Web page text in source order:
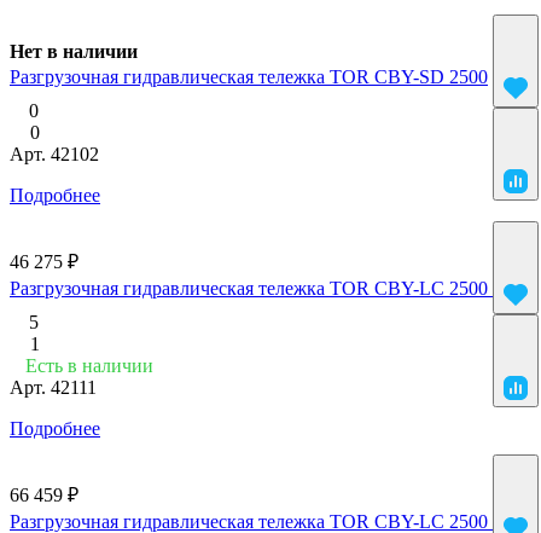
Нет в наличии
Разгрузочная гидравлическая тележка TOR CBY-SD 2500
0
0
Арт. 42102
Подробнее
46 275 ₽
Разгрузочная гидравлическая тележка TOR CBY-LC 2500 2000
5
1
Есть в наличии
Арт. 42111
Подробнее
66 459 ₽
Разгрузочная гидравлическая тележка TOR CBY-LC 2500 1500